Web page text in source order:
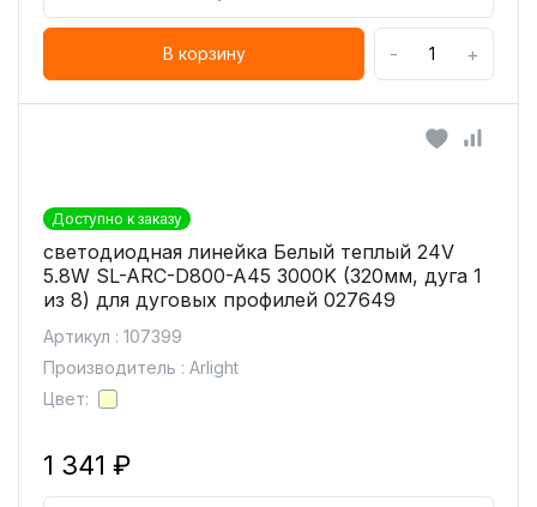
В корзину - +
Доступно к заказу
светодиодная линейка Белый теплый 24V
5.8W SL-ARC-D800-A45 3000K (320мм, дуга 1
из 8) для дуговых профилей 027649
Артикул : 107399
Производитель : Arlight
Цвет:
1 341 ₽